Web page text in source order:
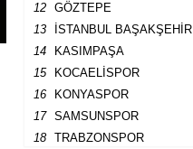
12
GÖZTEPE
13
İSTANBUL BAŞAKŞEHİR
14
KASIMPAŞA
15
KOCAELİSPOR
16
KONYASPOR
17
SAMSUNSPOR
18
TRABZONSPOR